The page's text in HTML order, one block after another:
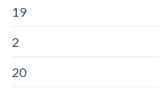
19
2
20